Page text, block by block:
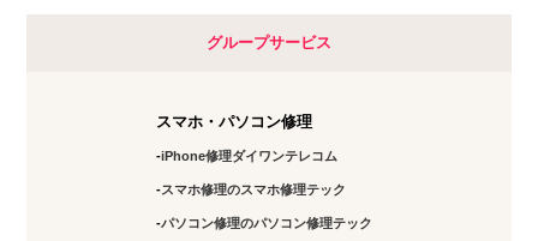
グループサービス
スマホ・パソコン修理
iPhone修理ダイワンテレコム
スマホ修理のスマホ修理テック
パソコン修理のパソコン修理テック